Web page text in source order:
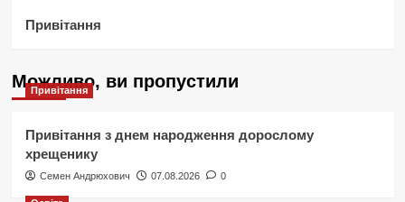
Привітання
Можливо, ви пропустили
Привітання
Привітання з днем народження дорослому
хрещенику
Семен Андрюхович 07.08.2026 0